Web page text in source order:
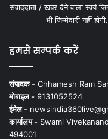
संवाददाता / खबर देने वाला स्वयं
भी जिम्मेदारी नहीं
हमसे सम्पर्क करें
संपादक - Chhamesh Ram
मोबाइल - 9131052524
ईमेल -
कार्यालय - Swami
494001